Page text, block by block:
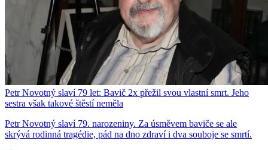
Petr Novotný slaví 79 let: Bavič 2x přežil svou vlastní smrt. Jeho
sestra však takové štěstí neměla
Petr Novotný slaví 79. narozeniny. Za úsměvem baviče se ale
skrývá rodinná tragédie, pád na dno zdraví i dva souboje se smrtí.